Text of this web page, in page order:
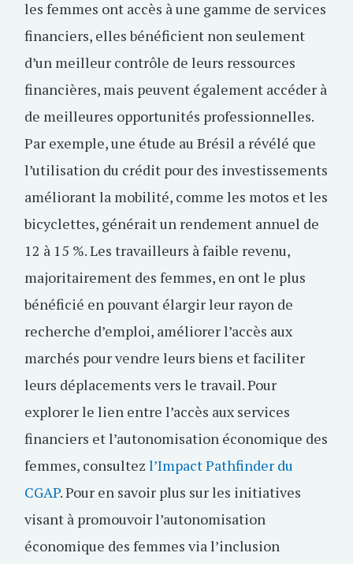
les femmes ont accès à une gamme de services
financiers, elles bénéficient non seulement
d’un meilleur contrôle de leurs ressources
financières, mais peuvent également accéder à
de meilleures opportunités professionnelles.
Par exemple, une étude au Brésil a révélé que
l’utilisation du crédit pour des investissements
améliorant la mobilité, comme les motos et les
bicyclettes, générait un rendement annuel de
12 à 15 %. Les travailleurs à faible revenu,
majoritairement des femmes, en ont le plus
bénéficié en pouvant élargir leur rayon de
recherche d’emploi, améliorer l’accès aux
marchés pour vendre leurs biens et faciliter
leurs déplacements vers le travail. Pour
explorer le lien entre l’accès aux services
financiers et l’autonomisation économique des
femmes, consultez l’Impact Pathfinder du
CGAP. Pour en savoir plus sur les initiatives
visant à promouvoir l’autonomisation
économique des femmes via l’inclusion